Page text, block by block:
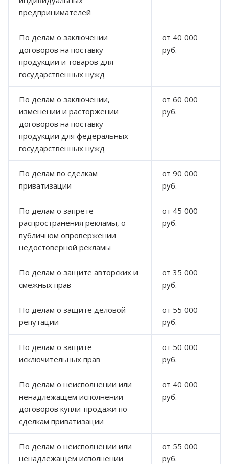
предпринимателей
По делам о заключении
договоров на поставку
продукции и товаров для
государственных нужд
от 40 000
руб.
По делам о заключении,
изменении и расторжении
договоров на поставку
продукции для федеральных
государственных нужд
от 60 000
руб.
По делам по сделкам
приватизации
от 90 000
руб.
По делам о запрете
распространения рекламы, о
публичном опровержении
недостоверной рекламы
от 45 000
руб.
По делам о защите авторских и
смежных прав
от 35 000
руб.
По делам о защите деловой
репутации
от 55 000
руб.
По делам о защите
исключительных прав
от 50 000
руб.
По делам о неисполнении или
ненадлежащем исполнении
договоров купли-продажи по
сделкам приватизации
от 40 000
руб.
По делам о неисполнении или
ненадлежащем исполнении
от 55 000
руб.